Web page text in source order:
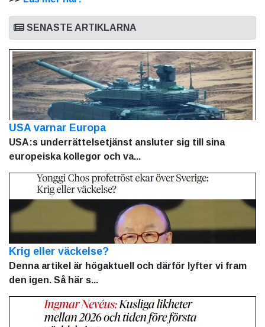
SENASTE ARTIKLARNA
USA varnar Europa
USA:s underrättelsetjänst ansluter sig till sina
europeiska kollegor och va...
Krig eller väckelse?
Denna artikel är högaktuell och därför lyfter vi fram
den igen. Så här s...